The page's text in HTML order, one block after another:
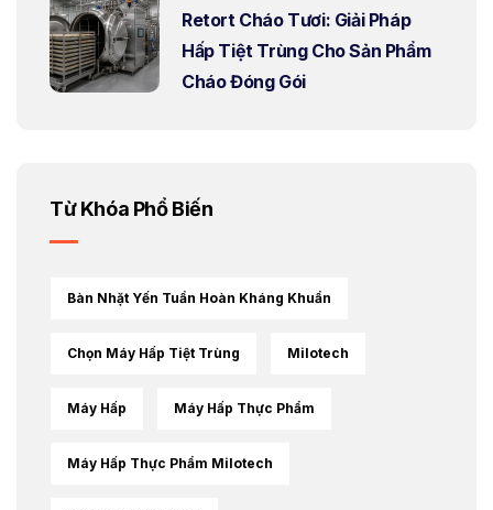
Retort Cháo Tươi: Giải Pháp
Hấp Tiệt Trùng Cho Sản Phẩm
Cháo Đóng Gói
Từ Khóa Phổ Biến
Bàn Nhặt Yến Tuần Hoàn Kháng Khuẩn
Chọn Máy Hấp Tiệt Trùng Milotech
Máy Hấp Máy Hấp Thực Phẩm
Máy Hấp Thực Phẩm Milotech